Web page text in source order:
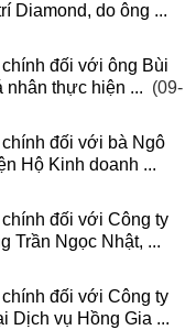
Diamond, do ông ...
đối với ông Bùi
nhân thực hiện ... (09-
đối với bà Ngô
Hộ Kinh doanh ...
đối với Công ty
Trần Ngọc Nhật, ...
đối với Công ty
Dịch vụ Hồng Gia ...